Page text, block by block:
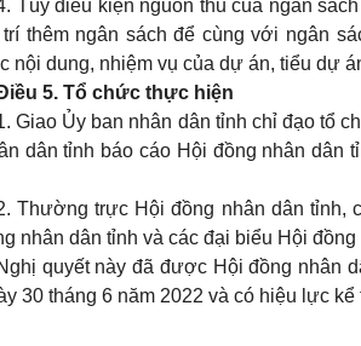
Tùy điều kiện nguồn thu của ngân
thêm ngân sách để cùng với ngân
nội dung, nhiệm vụ của dự án, tiểu dự
5. Tổ chức thực hiện
Giao Ủy ban nhân dân tỉnh chỉ đạo tổ
dân tỉnh báo cáo Hội đồng nhân dân
Thường trực Hội đồng nhân dân tỉnh,
nhân dân tỉnh và các đại biểu Hội
quyết này đã được Hội đồng nhân
30 tháng 6 năm 2022 và có hiệu lực